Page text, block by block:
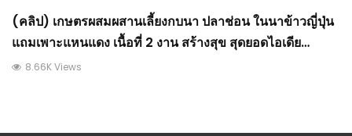
(คลิป) เกษตรผสมผสานเลี้ยงกบนา ปลาช่อน ในนาข้าวญี่ปุ่น
แถมเพาะแหนแดง เนื้อที่ 2 งาน สร้างสุข สุดยอดไอเดีย
การเกษตร : วีดีโอ เกษตร
8.66K Views